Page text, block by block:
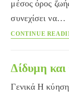
μέσος όρος
συνεχίσει να…
CONTINUE
Δίδυμη
Γενικά Η κύηση